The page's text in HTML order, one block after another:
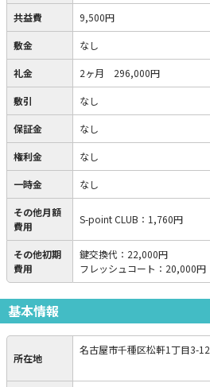
共益費 9,500円
敷金 なし
礼金 2ヶ月 296,000円
敷引 なし
保証金 なし
権利金 なし
一時金 なし
その他月額
費用
S-point CLUB ： 1,760円
その他初期
費用
鍵交換代 ： 22,000円
フレッシュコート ： 20,000円
基本情報
所在地
名古屋市千種区松軒1丁目3-12